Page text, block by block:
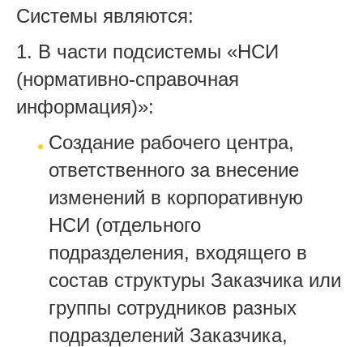
Системы являются:
1. В части подсистемы «НСИ
(нормативно-справочная
информация)»:
Создание рабочего центра,
ответственного за внесение
изменений в корпоративную
НСИ (отдельного
подразделения, входящего в
состав структуры Заказчика или
группы сотрудников разных
подразделений Заказчика,